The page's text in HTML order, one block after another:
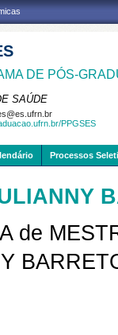
DE PÓS-
SAÚDE
PPGSES
Processos
de